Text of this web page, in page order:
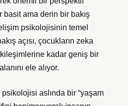
basit ama derin bir bakış
psikolojisinin temel
açısı, çocukların zeka
kadar geniş bir
ele alıyor.
aslında bir “yaşam